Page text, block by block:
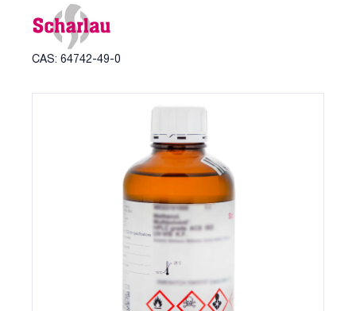
CAS: 64742-49-0